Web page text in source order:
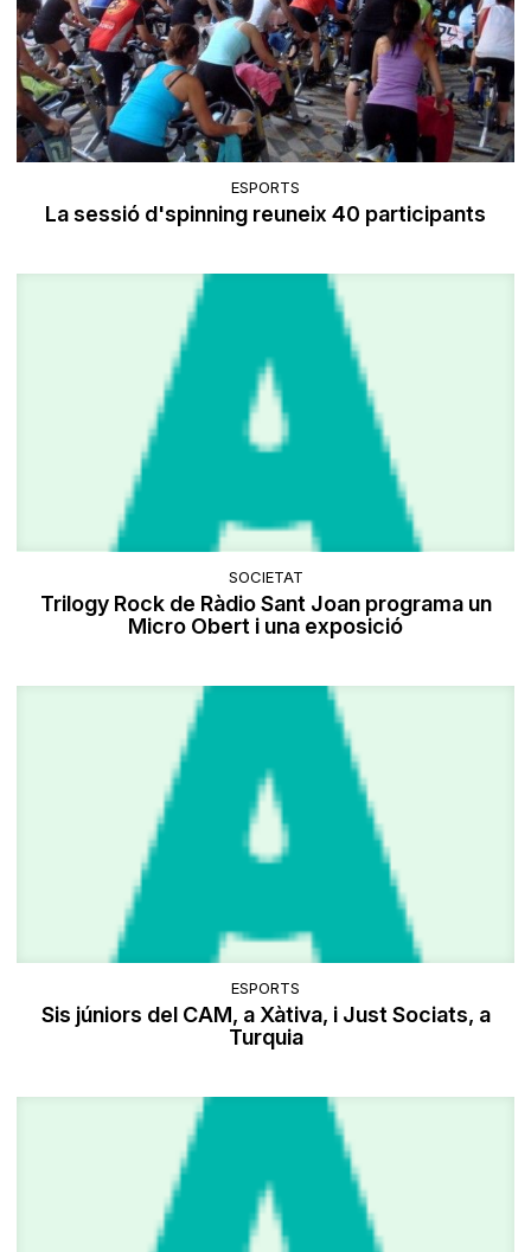
ESPORTS
La sessió d'spinning reuneix 40 participants
SOCIETAT
Trilogy Rock de Ràdio Sant Joan programa un
Micro Obert i una exposició
ESPORTS
Sis júniors del CAM, a Xàtiva, i Just Sociats, a
Turquia